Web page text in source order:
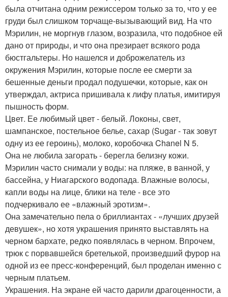
была отчитана одним режиссером только за то, что у ее
груди был слишком торчаще-вызывающий вид. На что
Мэрилин, не моргнув глазом, возразила, что подобное ей
дано от природы, и что она презирает всякого рода
бюстгальтеры. Но нашелся и доброжелатель из
окружения Мэрилин, которые после ее смерти за
бешенные деньги продал подушечки, которые, как он
утверждал, актриса пришивала к лифу платья, имитируя
пышность форм.
Цвет. Ее любимый цвет - белый. Локоны, свет,
шампанское, постельное белье, сахар (Sugar - так зовут
одну из ее героинь), молоко, коробочка Chanel N 5.
Она не любила загорать - берегла белизну кожи.
Мэрилин часто снимали у воды: на пляже, в ванной, у
бассейна, у Ниагарского водопада. Влажные волосы,
капли воды на лице, блики на теле - все это
подчеркивало ее «влажный эротизм».
Она замечательно пела о бриллиантах - «лучших друзей
девушек», но хотя украшения принято выставлять на
черном бархате, редко появлялась в черном. Впрочем,
трюк с порвавшейся бретелькой, произведший фурор на
одной из ее пресс-конференций, был проделан именно с
черным платьем.
Украшения. На экране ей часто дарили драгоценности, а